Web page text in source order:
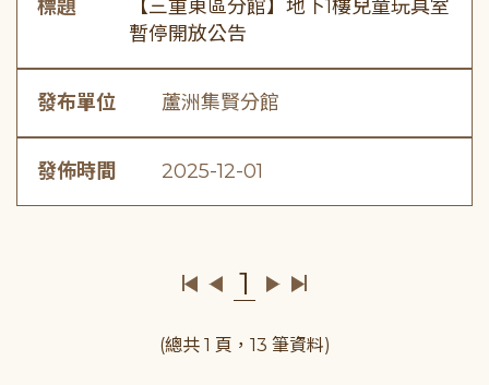
標題
【三重東區分館】地下1樓兒童玩具室
暫停開放公告
發布單位 蘆洲集賢分館
發佈時間 2025-12-01
1
(總共 1 頁，13 筆資料)